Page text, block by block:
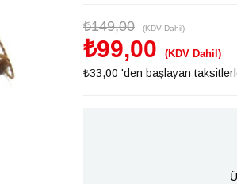
₺149,00 (KDV Dahil)
₺99,00 (KDV Dahil)
₺33,00 'den başlayan